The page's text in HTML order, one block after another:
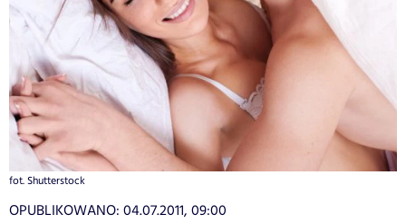
fot. Shutterstock
OPUBLIKOWANO: 04.07.2011, 09:00